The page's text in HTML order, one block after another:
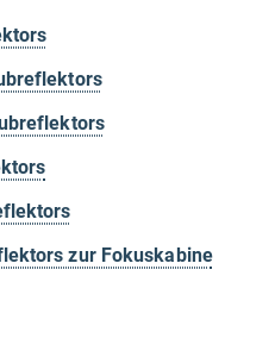
zur Fokuskabine